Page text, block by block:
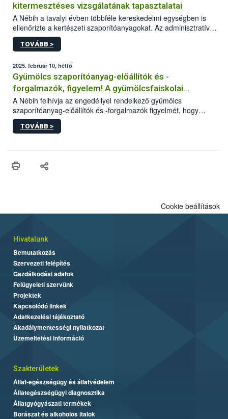
kitermesztéses vizsgálatának tapasztalatai
A Nébih a tavalyi évben többféle kereskedelmi egységben is
ellenőrizte a kertészeti szaporítóanyagokat. Az adminisztratív
szempontú ellenőrzések (származás, jelölés, minőség) mellett a
szakemberek nevelés során is vizsgálták a
célja a szabadföldbe kiültetett oltványok fejlődéséről és
minőségéről való információszerzés volt.
TOVÁBB >
2025. február 10, hétfő
Gyümölcs szaporítóanyag-előállítók és -
forgalmazók, figyelem! A gyümölcsfaiskolai
szemlebejelentő beküldésének határideje: február
28.
A Nébih felhívja az engedéllyel rendelkező gyümölcs
szaporítóanyag-előállítók és -forgalmazók figyelmét, hogy
tevékenységüket (évente) február 28-ig szükséges
bejelenteniük a hivatal honlapján elérhető szemlebejelentő
a beküldést, a természetes személyek választhatják a postait
is ajánlott az űrlapok elektronikus benyújtása.
TOVÁBB >
Cookie beállítások
Hivatalunk
Bemutatkozás
Szervezeti felépítés
Gazdálkodási adatok
Felügyeleti szervünk
Projektek
Kapcsolódó linkek
Adatkezelési tájékoztató
Akadálymentességi nyilatkozat
Üzemeltetési információ
Szakterületek
Állat-egészségügy és állatvédelem
Állategészségügyi diagnosztika
Állatgyógyászati termékek
Borászat és alkoholos italok